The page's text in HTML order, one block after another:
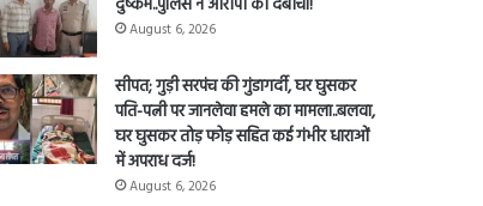
August 6, 2026
सीपत; गुड़ी सरपंच की गुंडागर्दी, घर घुसकर
पति-पत्नी पर जानलेवा हमले का मामला..बलवा,
घर घुसकर तोड़ फोड़ सहित कई गंभीर धाराओं
में अपराध दर्ज!
August 6, 2026